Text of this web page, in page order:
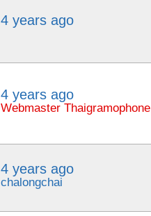
4 years ago
4 years ago
Webmaster Thaigramophone
4 years ago
chalongchai